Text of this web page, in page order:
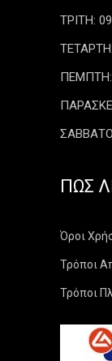
ΤΡΙΤΗ:
ΠΕΜΠΤΗ:
ΠΏΣ
Όροι
Τρόποι
Τρόποι